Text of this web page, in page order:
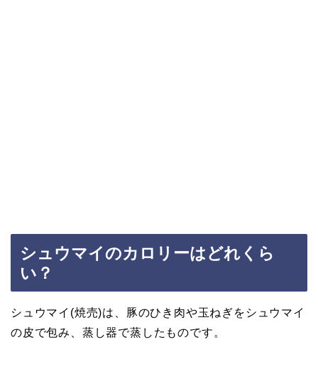
シュウマイのカロリーはどれくら
い？
シュウマイ(焼売)は、豚のひき肉や玉ねぎをシュウマイ
の皮で包み、蒸し器で蒸したものです。